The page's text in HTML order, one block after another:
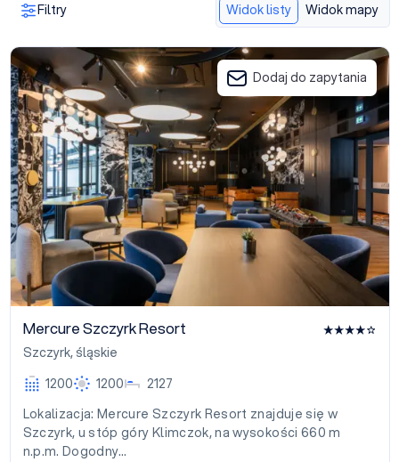
Filtry Widok listy Widok mapy
Mercure Szczyrk Resort
Dodaj do zapytania
Mercure Szczyrk Resort
Szczyrk, śląskie
1200
1200
2127
Lokalizacja: Mercure Szczyrk Resort znajduje się w
Szczyrk, u stóp góry Klimczok, na wysokości 660 m
n.p.m. Dogodny…